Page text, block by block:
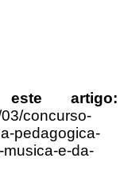
artigo:
concurso-
pedagogica-
e-da-